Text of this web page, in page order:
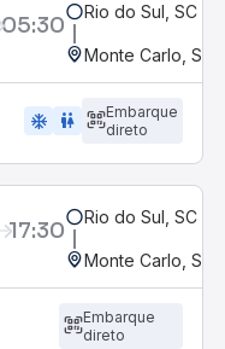
05:30 Rio do Sul, SC -
Monte Carlo, SC
ac_unit wc
Embarque
direto
17:30 Rio do Sul, SC -
Monte Carlo, SC
Embarque
direto